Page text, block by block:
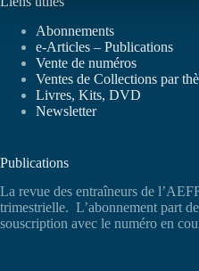
Abonnements
e-Articles – Publications
Vente de numéros
Ventes de Collections par
Livres, Kits, DVD
Newsletter
Publications
La revue des entraîneurs de
trimestrielle. L’abonnement part
souscription avec le numéro en